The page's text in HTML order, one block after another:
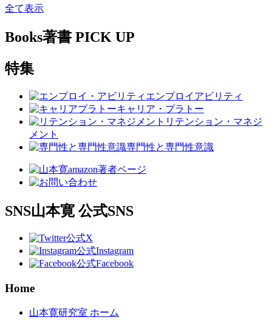
全て表示
Books著書 PICK UP
特集
エンプロイアビリティ
キャリア・プラトー
リテンション・マネジ
メント
専門性と専門性意識
SNS山本寛 公式SNS
公式X
公式Instagram
公式Facebook
Home
山本寛研究室 ホーム